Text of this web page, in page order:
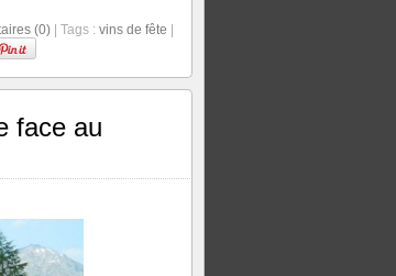
(0) | Tags : vins de fête
face au